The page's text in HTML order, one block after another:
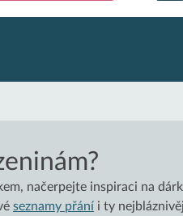
načerpejte inspiraci na
seznamy přání i ty